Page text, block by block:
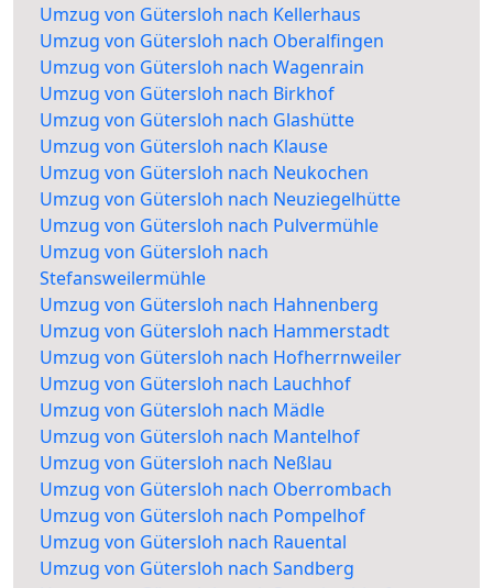
Umzug von Gütersloh nach Kellerhaus
Umzug von Gütersloh nach Oberalfingen
Umzug von Gütersloh nach Wagenrain
Umzug von Gütersloh nach Birkhof
Umzug von Gütersloh nach Glashütte
Umzug von Gütersloh nach Klause
Umzug von Gütersloh nach Neukochen
Umzug von Gütersloh nach Neuziegelhütte
Umzug von Gütersloh nach Pulvermühle
Umzug von Gütersloh nach
Stefansweilermühle
Umzug von Gütersloh nach Hahnenberg
Umzug von Gütersloh nach Hammerstadt
Umzug von Gütersloh nach Hofherrnweiler
Umzug von Gütersloh nach Lauchhof
Umzug von Gütersloh nach Mädle
Umzug von Gütersloh nach Mantelhof
Umzug von Gütersloh nach Neßlau
Umzug von Gütersloh nach Oberrombach
Umzug von Gütersloh nach Pompelhof
Umzug von Gütersloh nach Rauental
Umzug von Gütersloh nach Sandberg